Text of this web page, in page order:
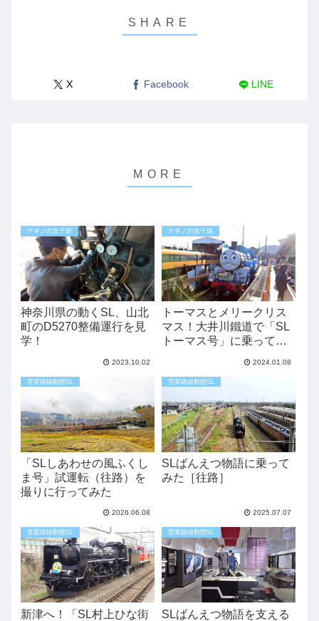
X Facebook LINE
ナギノの女子旅
神奈川県の動くSL、山北
町のD5270整備運行を見
学！
2023.10.02
ナギノの女子旅
トーマスとメリークリス
マス！大井川鐵道で「SL
トーマス号」に乗ってみ
2024.01.08
営業路線動態SL
「SLしあわせの風ふくし
ま号」試運転（往路）を
撮りに行ってみた
2026.06.08
営業路線動態SL
SLばんえつ物語に乗って
みた［往路］
2025.07.07
営業路線動態SL
新津へ！「SL村上ひな街
営業路線動態SL
SLばんえつ物語を支える